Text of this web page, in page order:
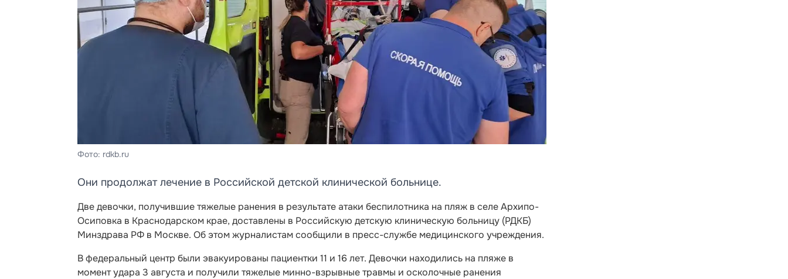
Фото: rdkb.ru
Они продолжат лечение в Российской детской клинической больнице.
Две девочки, получившие тяжелые ранения в результате атаки беспилотника на пляж в селе Архипо-
Осиповка в Краснодарском крае, доставлены в Российскую детскую клиническую больницу (РДКБ)
Минздрава РФ в Москве. Об этом журналистам сообщили в пресс-службе медицинского учреждения.
В федеральный центр были эвакуированы пациентки 11 и 16 лет. Девочки находились на пляже в
момент удара 3 августа и получили тяжелые минно-взрывные травмы и осколочные ранения